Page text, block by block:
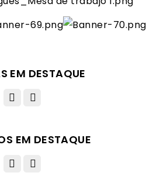
EM DESTAQUE
EM DESTAQUE